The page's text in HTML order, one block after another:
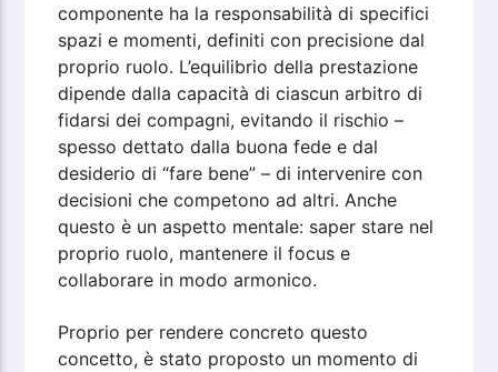
componente ha la responsabilità di specifici
spazi e momenti, definiti con precisione dal
proprio ruolo. L’equilibrio della prestazione
dipende dalla capacità di ciascun arbitro di
fidarsi dei compagni, evitando il rischio –
spesso dettato dalla buona fede e dal
desiderio di “fare bene” – di intervenire con
decisioni che competono ad altri. Anche
questo è un aspetto mentale: saper stare nel
proprio ruolo, mantenere il focus e
collaborare in modo armonico.
Proprio per rendere concreto questo
concetto, è stato proposto un momento di